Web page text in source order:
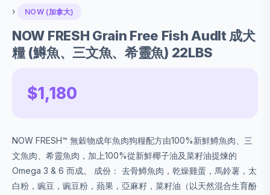
› NOW (加拿大)
NOW FRESH Grain Free Fish Audlt 成犬
糧 (鱒魚、三文魚、希靈魚) 22LBS
$1,180
NOW FRESH™ 無穀物成年魚肉狗糧配方由100%新鮮鱒魚肉、三
文魚肉、希靈魚肉，加上100%從新鮮椰子油及菜籽油提煉的
Omega 3 & 6 而成。 成份： 去骨鱒魚肉，乾燥雞蛋，馬鈴薯，太
白粉，豌豆，豌豆粉，蘋果，亞麻籽，菜籽油（以天然混合生育酚